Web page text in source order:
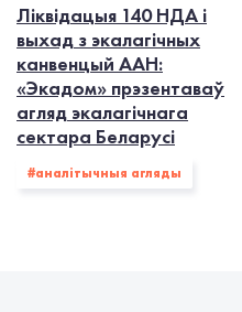
Ліквідацыя 140 НДА і
выхад з экалагiчных
канвенцый ААН:
«Экадом» прэзентаваў
агляд экалагічнага
сектара Беларусі
#аналітычныя агляды